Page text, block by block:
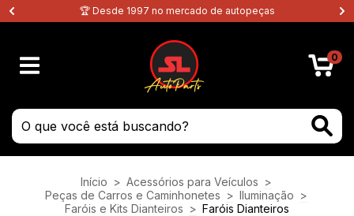
🏆 Desde 1997 no mercado de autopeças
0
Início > Acessórios para Veículos >
Peças de Carros e Caminhonetes > Iluminação >
Faróis e Kits Dianteiros > Faróis Dianteiros